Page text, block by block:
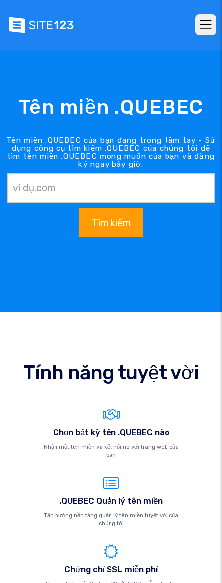
Tên miền .QUEBEC
Tên miền .QUEBEC của bạn đang trong tầm tay - Sử
dụng công cụ tìm kiếm .QUEBEC của chúng tôi để
tìm tên miền .QUEBEC mong muốn của bạn và đăng
ký ngay bây giờ.
Tìm kiếm
Tính năng tuyệt vời
Chọn bất kỳ tên .QUEBEC nào
Nhận một tên miền và kết nối nó với trang web của
bạn
.QUEBEC Quản lý tên miền
Tận hưởng nền tảng quản lý tên miền tuyệt vời của
chúng tôi
Chứng chỉ SSL miễn phí